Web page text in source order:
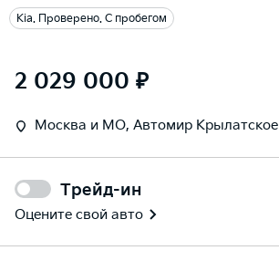
Kia. Проверено. С пробегом
2 029 000 ₽
Москва и МО, Автомир Крылатское
Трейд-ин
Оцените свой авто